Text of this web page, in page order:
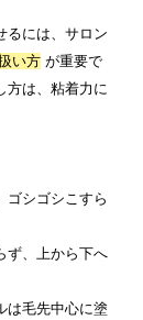
るには、サロン
い方 が重要で
方は、粘着力に
ゴシゴシこすら
ず、上から下へ
は毛先中心に塗